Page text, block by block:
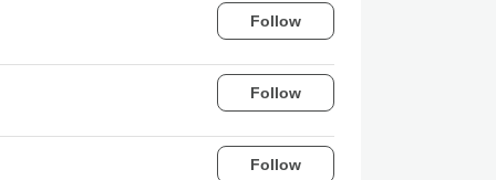
Follow
Follow
Follow